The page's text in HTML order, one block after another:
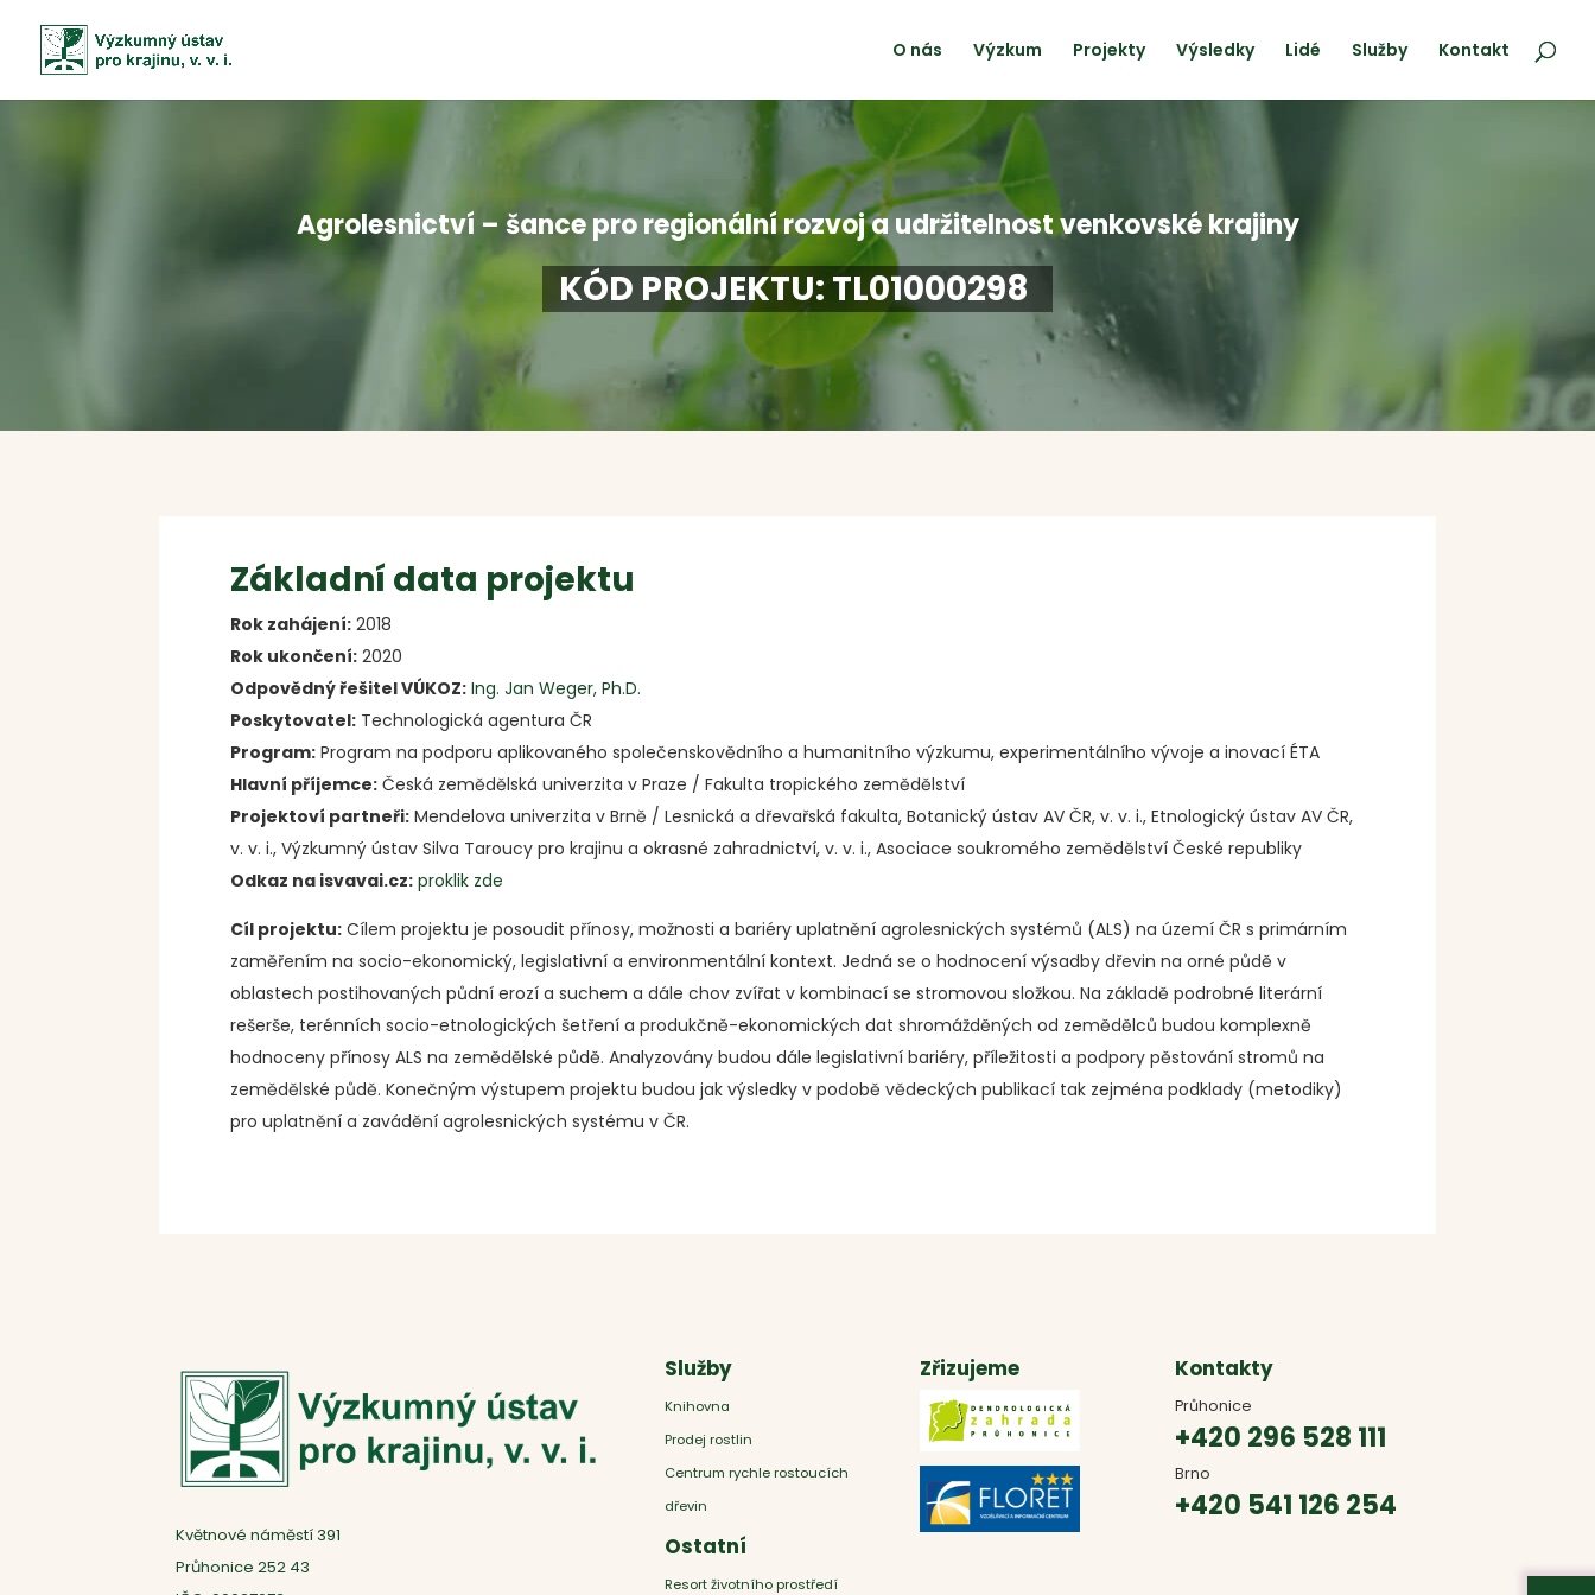
O nás Výzkum Projekty Výsledky Lidé Služby Kontakt
Agrolesnictví – šance pro regionální rozvoj a udržitelnost venkovské krajiny
KÓD PROJEKTU: TL01000298
Základní data projektu
Rok zahájení: 2018
Rok ukončení: 2020
Odpovědný řešitel VÚKOZ: Ing. Jan Weger, Ph.D.
Poskytovatel: Technologická agentura ČR
Program: Program na podporu aplikovaného společenskovědního a humanitního výzkumu, experimentálního vývoje a inovací ÉTA
Hlavní příjemce: Česká zemědělská univerzita v Praze / Fakulta tropického zemědělství
Projektoví partneři: Mendelova univerzita v Brně / Lesnická a dřevařská fakulta, Botanický ústav AV ČR, v. v. i., Etnologický ústav AV ČR,
v. v. i., Výzkumný ústav Silva Taroucy pro krajinu a okrasné zahradnictví, v. v. i., Asociace soukromého zemědělství České republiky
Odkaz na isvavai.cz: proklik zde
Cíl projektu: Cílem projektu je posoudit přínosy, možnosti a bariéry uplatnění agrolesnických systémů (ALS) na území ČR s primárním
zaměřením na socio-ekonomický, legislativní a environmentální kontext. Jedná se o hodnocení výsadby dřevin na orné půdě v
oblastech postihovaných půdní erozí a suchem a dále chov zvířat v kombinací se stromovou složkou. Na základě podrobné literární
rešerše, terénních socio-etnologických šetření a produkčně-ekonomických dat shromážděných od zemědělců budou komplexně
hodnoceny přínosy ALS na zemědělské půdě. Analyzovány budou dále legislativní bariéry, příležitosti a podpory pěstování stromů na
zemědělské půdě. Konečným výstupem projektu budou jak výsledky v podobě vědeckých publikací tak zejména podklady (metodiky)
pro uplatnění a zavádění agrolesnických systému v ČR.
Květnové náměstí 391
Průhonice 252 43
Služby
Knihovna
Prodej rostlin
Centrum rychle rostoucích
dřevin
Ostatní
Resort životního prostředí
Zřizujeme Kontakty
Průhonice
+420 296 528 111
Brno
+420 541 126 254